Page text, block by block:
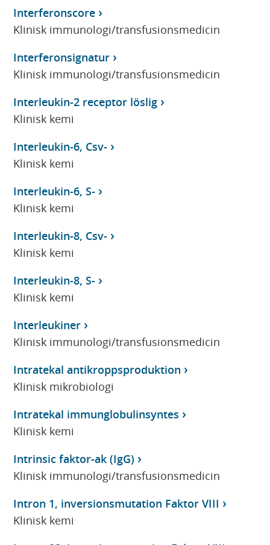
Interferonscore
Klinisk immunologi/transfusionsmedicin
Interferonsignatur
Klinisk immunologi/transfusionsmedicin
Interleukin-2 receptor löslig
Klinisk kemi
Interleukin-6, Csv-
Klinisk kemi
Interleukin-6, S-
Klinisk kemi
Interleukin-8, Csv-
Klinisk kemi
Interleukin-8, S-
Klinisk kemi
Interleukiner
Klinisk immunologi/transfusionsmedicin
Intratekal antikroppsproduktion
Klinisk mikrobiologi
Intratekal immunglobulinsyntes
Klinisk kemi
Intrinsic faktor-ak (IgG)
Klinisk immunologi/transfusionsmedicin
Intron 1, inversionsmutation Faktor VIII
Klinisk kemi